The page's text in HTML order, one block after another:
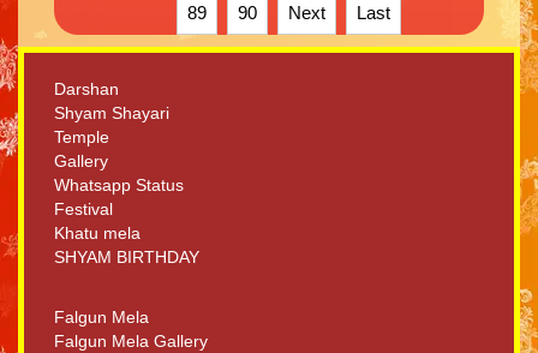
89 90 Next Last
Darshan
Shyam Shayari
Temple
Gallery
Whatsapp Status
Festival
Khatu mela
SHYAM BIRTHDAY
Falgun Mela
Falgun Mela Gallery